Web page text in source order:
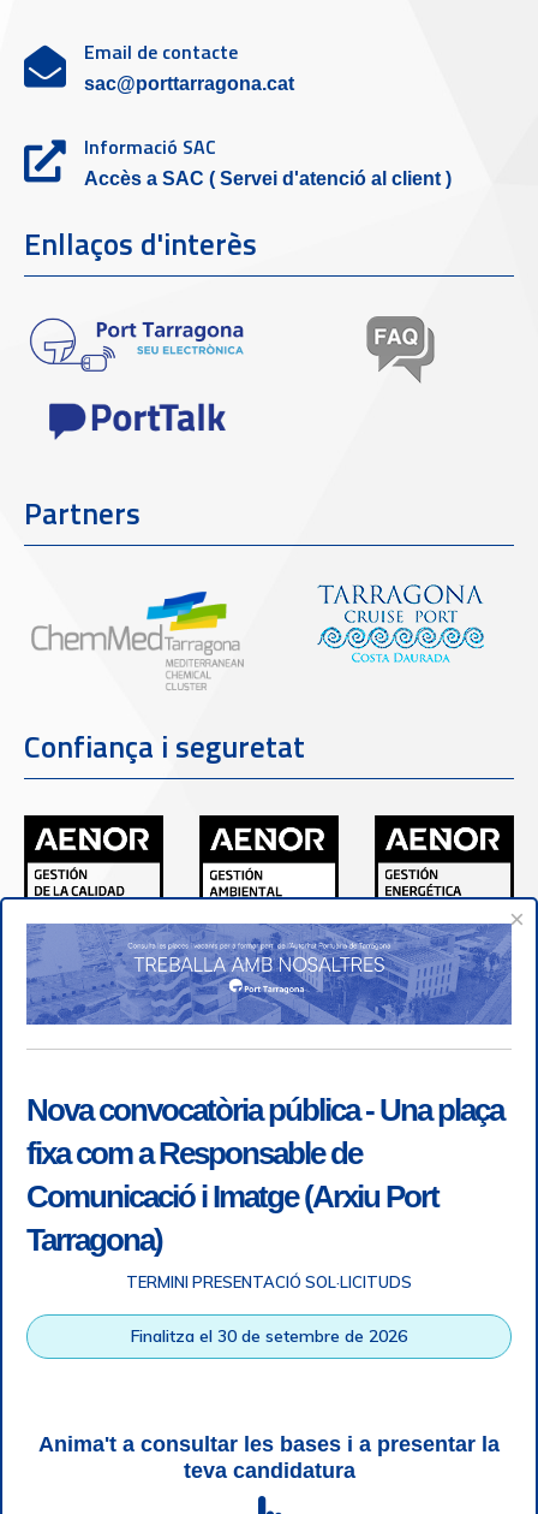
Email de contacte
sac@porttarragona.cat
Informació SAC
Accès a SAC ( Servei d'atenció al client )
Enllaços d'interès
Partners
Confiança i seguretat
×
Nova convocatòria pública - Una plaça
fixa com a Responsable de
Comunicació i Imatge (Arxiu Port
Tarragona)
TERMINI PRESENTACIÓ SOL·LICITUDS
Finalitza el 30 de setembre de 2026
Anima't a consultar les bases i a presentar la
teva candidatura